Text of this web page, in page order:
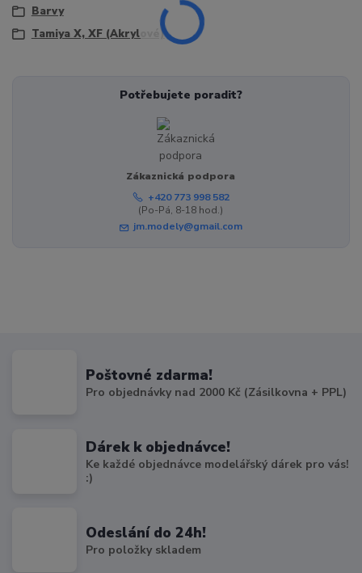
Barvy
Tamiya X, XF (Akrylové)
Potřebujete poradit?
Zákaznická podpora
+420 773 998 582
(Po-Pá, 8-18 hod.)
jm.modely@gmail.com
Poštovné zdarma!
Pro objednávky nad 2000 Kč (Zásilkovna + PPL)
Dárek k objednávce!
Ke každé objednávce modelářský dárek pro vás!
:)
Odeslání do 24h!
Pro položky skladem